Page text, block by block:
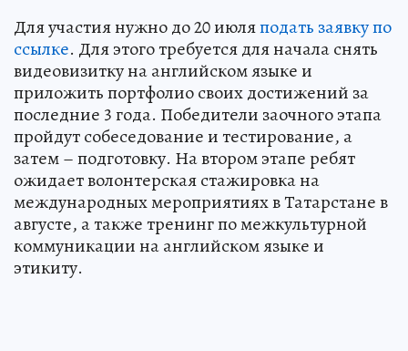
Для участия нужно до 20 июляподать заявку по
ссылке. Для этого требуется для начала снять
видеовизитку на английском языке и
приложить портфолио своих достижений за
последние 3 года. Победители заочного этапа
пройдут собеседование и тестирование, а
затем – подготовку. На втором этапе ребят
ожидает волонтерская стажировка на
международных мероприятиях в Татарстане в
августе, а также тренинг по межкультурной
коммуникации на английском языке и
этикиту.